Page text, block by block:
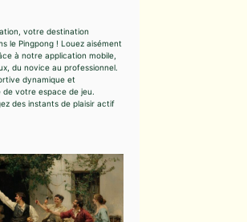
votre destination
le Pingpong ! Louez aisément
à notre application mobile,
du novice au professionnel.
dynamique et
votre espace de jeu.
des instants de plaisir actif